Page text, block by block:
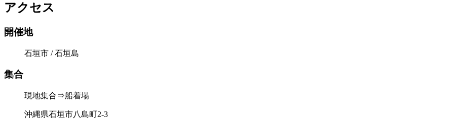
アクセス
開催地
石垣市 / 石垣島
集合
現地集合⇒船着場
沖縄県石垣市八島町2-3